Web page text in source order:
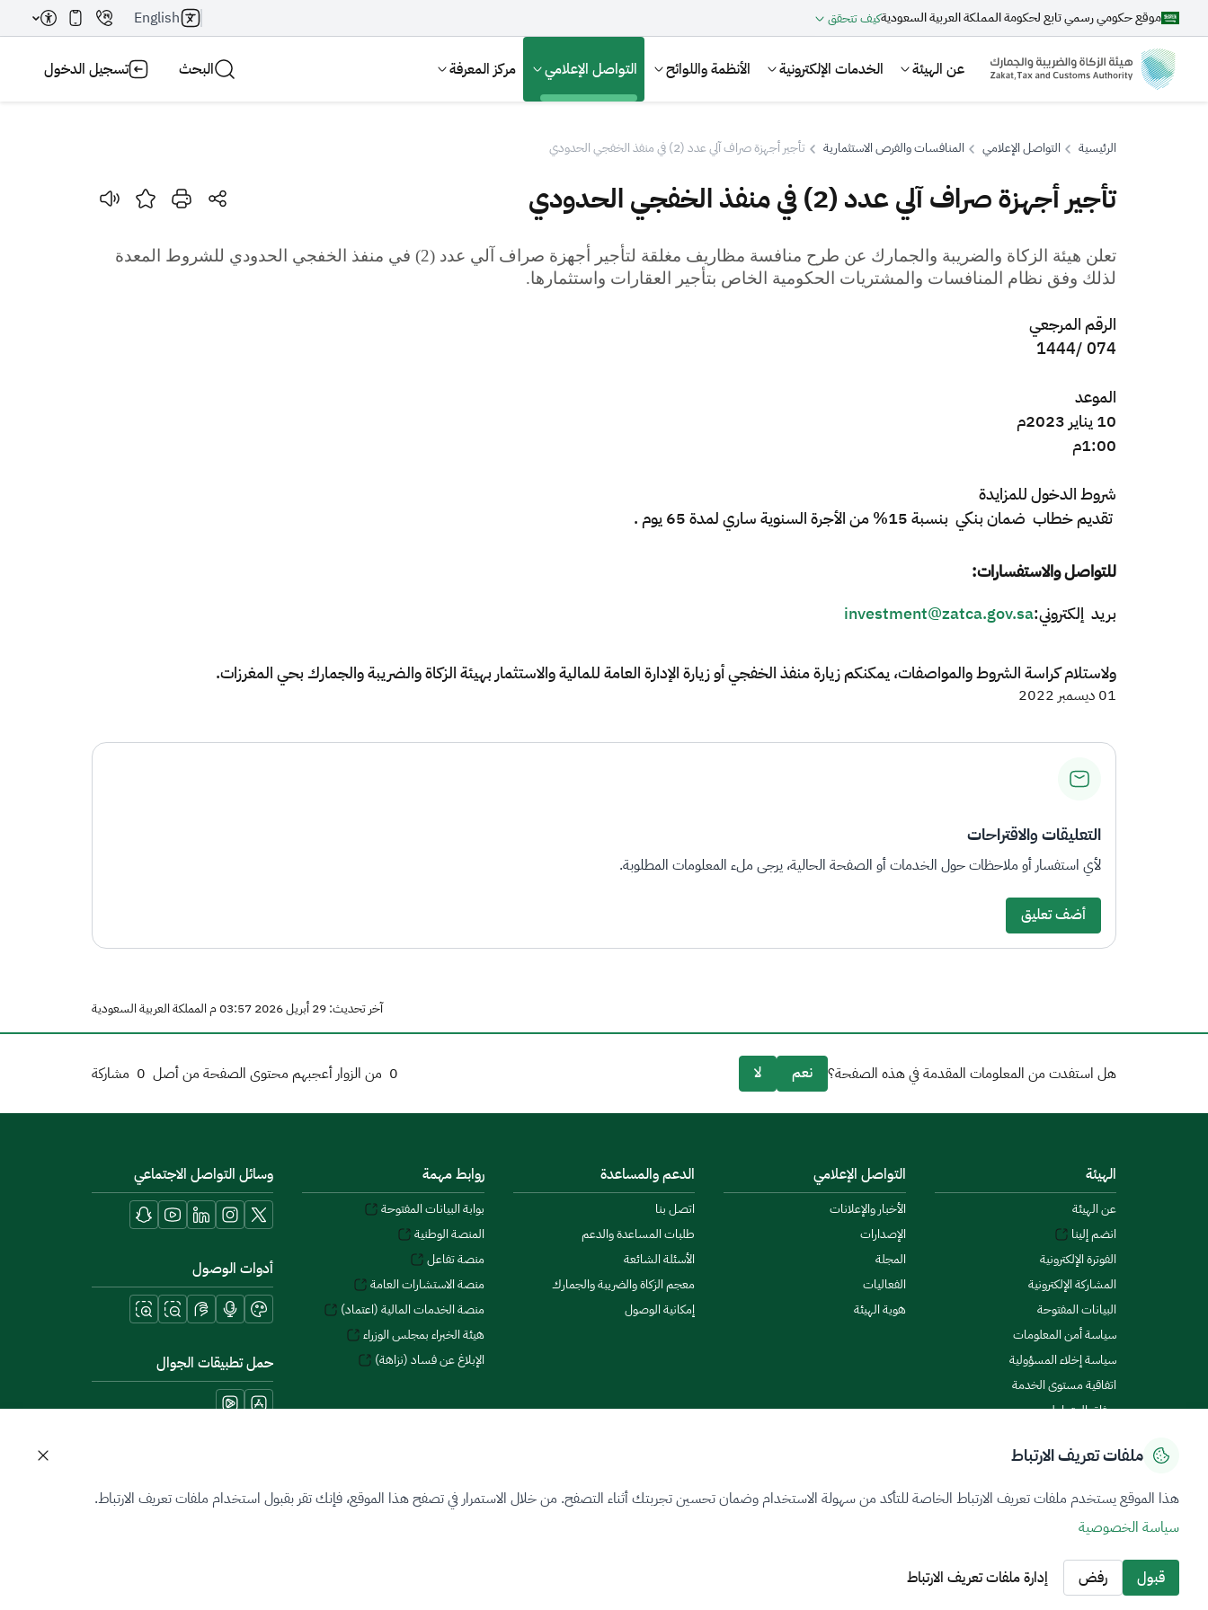
موقع حكومي رسمي تابع لحكومة المملكة العربية السعوديةكيف تتحقق English
عن الهيئة الخدمات الإلكترونية الأنظمة واللوائح التواصل الإعلامي مركز المعرفة البحث تسجيل الدخول
بحث
الزكاة
الرئيسية التواصل الإعلامي المنافسات والفرص الاستثمارية تأجير أجهزة صراف آلي عدد (2) في منفذ الخفجي الحدودي
تأجير أجهزة صراف آلي عدد (2) في منفذ الخفجي الحدودي
​​​تعلن هيئة الزكاة والضريبة والجمارك عن طرح منافسة مظاريف مغلقة لتأجير أجهزة صراف آلي عدد (2) في منفذ الخفجي الحدودي للشروط المعدة
لذلك وفق نظام المنافسات والمشتريات الحكومية الخاص بتأجير العقارات واستثمارها.
الرقم المرجعي
074 /1444
الموعد
10 يناير 2023م
1:00م
شروطالدخولللمزايدة
تقديم خطاب ضمان بنكي بنسبة 15% من الأجرة السنوية ساري لمدة 65 يوم .
للتواصل والاستفسارات:
بريد إلكتروني:investment@zatca.gov.sa
ولاستلام كراسة الشروط والمواصفات، يمكنكم زيارة منفذ الخفجي أو زيارة الإدارة العامة للمالية والاستثمار بهيئة الزكاة والضريبة والجمارك بحي المغرزات.​​​
01 ديسمبر 2022
التعليقات والاقتراحات
لأي استفسار أو ملاحظات حول الخدمات أو الصفحة الحالية، يرجى ملء المعلومات المطلوبة.
أضف تعليق
آخر تحديث: 29 أبريل 2026 03:57 م المملكة العربية السعودية
0 من الزوار أعجبهم محتوى الصفحة من أصل 0 مشاركة هل استفدت من المعلومات المقدمة في هذه الصفحة؟ نعم لا
الهيئة
عن الهيئة
انضم إلينا
الفوترة الإلكترونية
المشاركة الإلكترونية
البيانات المفتوحة
سياسة أمن المعلومات
سياسة إخلاء المسؤولية
اتفاقية مستوى الخدمة
ميثاق المتعاملين
التواصل الإعلامي
الأخبار والإعلانات
الإصدارات
المجلة
الفعاليات
هوية الهيئة
الدعم والمساعدة
اتصل بنا
طلبات المساعدة والدعم
الأسئلة الشائعة
معجم الزكاة والضريبة والجمارك
إمكانية الوصول
روابط مهمة
بوابة البيانات المفتوحة
المنصة الوطنية
منصة تفاعل
منصة الاستشارات العامة
منصة الخدمات المالية (اعتماد)
هيئة الخبراء بمجلس الوزراء
الإبلاغ عن فساد (نزاهة)
وسائل التواصل الاجتماعي
أدوات الوصول
حمل تطبيقات الجوال
جميع الحقوق محفوظة 2026 © ZATCA.GOV.SA
آخر تحديث للموقع في07 أغسطس 2026 08:14 ص
ملفات تعريف الارتباط
هذا الموقع يستخدم ملفات تعريف الارتباط الخاصة للتأكد من سهولة الاستخدام وضمان تحسين تجربتك أثناء التصفح. من خلال الاستمرار في تصفح هذا الموقع، فإنك تقر بقبول استخدام ملفات تعريف الارتباط.
سياسة الخصوصية
قبول رفض إدارة ملفات تعريف الارتباط